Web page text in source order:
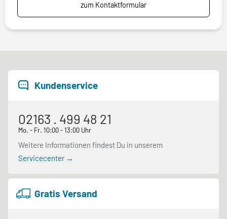
zum Kontaktformular
Kundenservice
02163 . 499 48 21
Mo. - Fr. 10:00 - 13:00 Uhr
Weitere Informationen findest Du in unserem
Servicecenter →
Gratis Versand